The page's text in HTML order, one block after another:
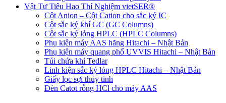
Vật Tư Tiêu Hao Thí Nghiệm vietSER®
Cột Anion – Cột Cation cho sắc ký IC
Cột sắc ký khí GC (GC Columns)
Cột sắc ký lỏng HPLC (HPLC Columns)
Phụ kiện máy AAS hãng Hitachi – Nhật Bản
Phụ kiện máy quang phổ UVVIS Hitachi – Nhật Bản
Túi chứa khí Tedlar
Linh kiện sắc ký lỏng HPLC Hitachi – Nhật Bản
Giấy lọc sợi thủy tinh
Đèn Catot rỗng HCl cho máy AAS